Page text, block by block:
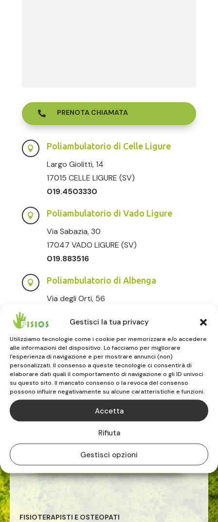
Gestisci la tua privacy
Utilizziamo tecnologie come i cookie per memorizzare e/o accedere
alle informazioni del dispositivo. Lo facciamo per migliorare
l'esperienza di navigazione e per mostrare annunci (non)
personalizzati. Il consenso a queste tecnologie ci consentirà di
elaborare dati quali il comportamento di navigazione o gli ID univoci
su questo sito. Il mancato consenso o la revoca del consenso
possono influire negativamente su alcune caratteristiche e funzioni.
Accetta
Rifiuta
Gestisci opzioni
 PRENOTA CHIAMATA
 Poliambulatorio di Celle Ligure
Largo Giolitti, 14
17015 CELLE LIGURE (SV)
019.4503330
 Poliambulatorio di Vado Ligure
Via Sabazia, 30
17047 VADO LIGURE (SV)
019.883516
 Poliambulatorio di Albenga
Via degli Orti, 56
0182.232020
FISIOS
ALBENGA | VADO LIGURE | CELLE LIGURE
TEL. 019.883516
FISIOTERAPISTI E OSTEOPATI